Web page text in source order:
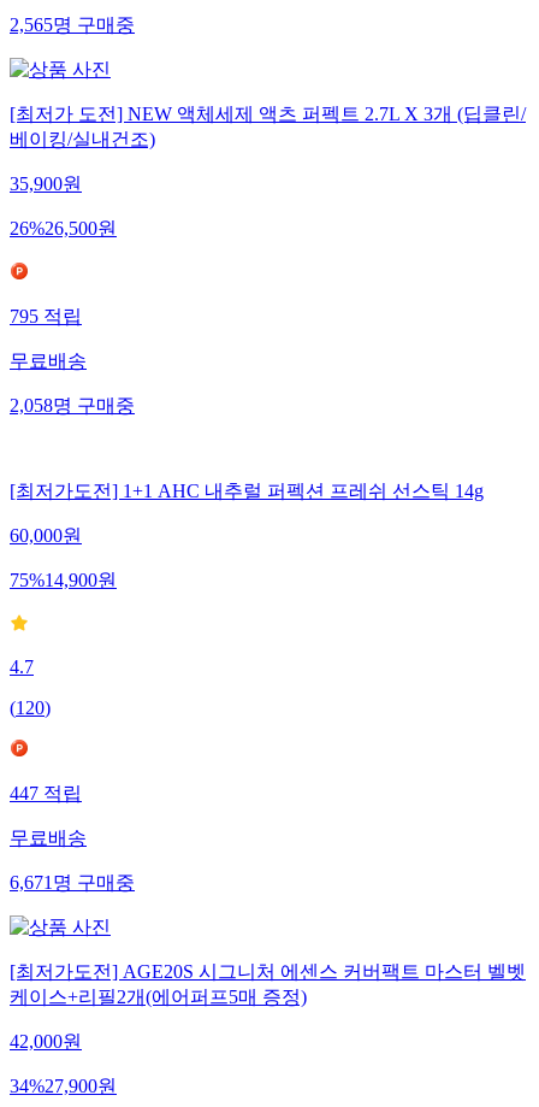
2,565명구매중
[최저가 도전] NEW 액체세제 액츠 퍼펙트 2.7L X 3개 (딥클린/
베이킹/실내건조)
35,900원
26%26,500원
795적립
무료배송
2,058명구매중
[최저가도전] 1+1 AHC 내추럴 퍼펙션 프레쉬 선스틱 14g
60,000원
75%14,900원
4.7
(120)
447적립
무료배송
6,671명구매중
[최저가도전] AGE20S 시그니처 에센스 커버팩트 마스터 벨벳
케이스+리필2개(에어퍼프5매 증정)
42,000원
34%27,900원